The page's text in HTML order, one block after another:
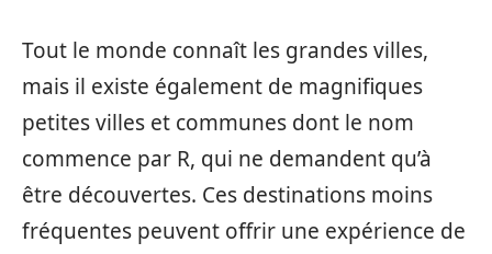
Tout le monde connaît les grandes villes,
mais il existe également de magnifiques
petites villes et communes dont le nom
commence par R, qui ne demandent qu’à
être découvertes. Ces destinations moins
fréquentes peuvent offrir une expérience de